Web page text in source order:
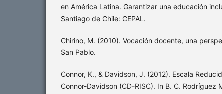
en América Latina. Garantizar una educación
Santiago de Chile: CEPAL.
Chirino, M. (2010). Vocación docente, una
San Pablo.
Connor, K., & Davidson, J. (2012). Escala
Connor-Davidson (CD-RISC). In B. C. Rodríguez